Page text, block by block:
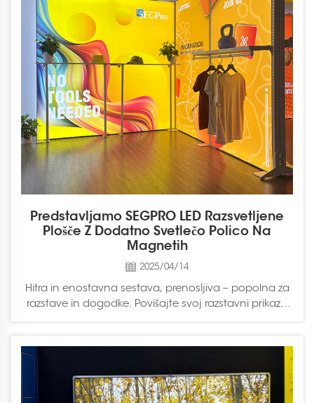
Predstavljamo SEGPRO LED Razsvetljene
Plošče Z Dodatno Svetlečo Polico Na
Magnetih
2025/04/14
Hitra in enostavna sestava, prenosljiva – popolna za
razstave in dogodke. Povišajte svoj razstavni prikaz z
razsvetljene plošče so idealna rešitev za razstave...